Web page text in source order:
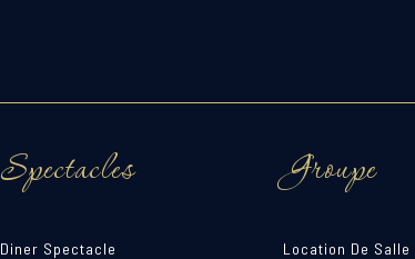
Spectacles
Diner Spectacle
Groupe
Location De Salle